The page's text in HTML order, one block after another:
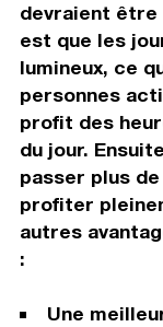
devraient être
est que les
lumineux, ce
personnes
profit des
du jour.
passer plus
profiter
autres
:
Une